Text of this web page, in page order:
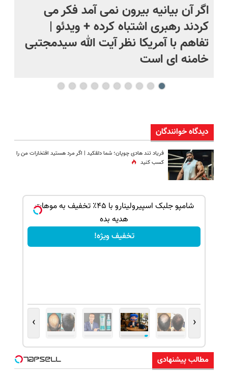
اگر آن بیانیه بیرون نمی آمد فکر می
کردند رهبری اشتباه کرده + ویدئو |
تفاهم با آمریکا نظر آیت الله سیدمجتبی
خامنه ای است
دیدگاه خوانندگان
فریاد تند هادی چوپان؛‌ شما دلقکید | اگر مرد هستید افتخارات من را
کسب کنید
شامپو جلبک اسپیرولینارو با ۴۵٪ تخفیف به موهات
هدیه بده
تخفیف ویژه!
‹
›
مطالب پیشنهادی